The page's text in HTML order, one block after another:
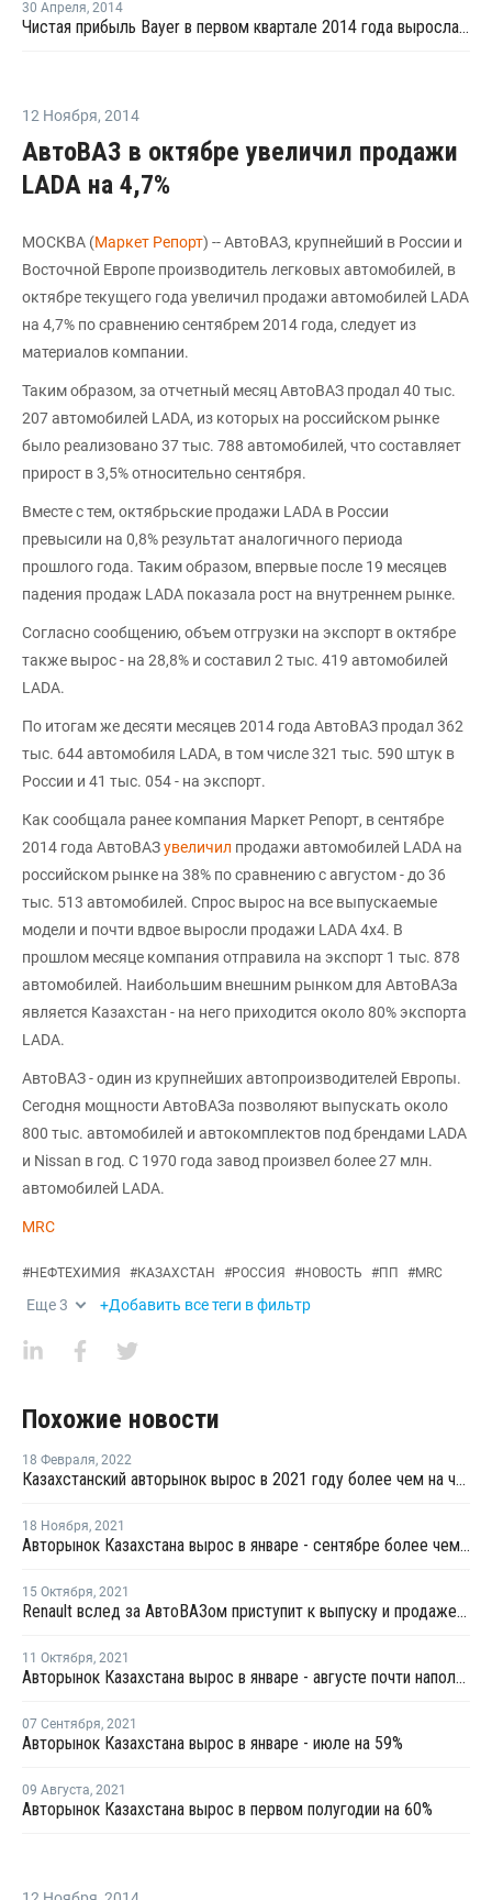
30 Апреля, 2014
Чистая прибыль Bayer в первом квартале 2014 года выросла до USD1,42 млрд
12 Ноября, 2014
АвтоВАЗ в октябре увеличил продажи
LADA на 4,7%
МОСКВА (Маркет Репорт) -- АвтоВАЗ, крупнейший в России и
Восточной Европе производитель легковых автомобилей, в
октябре текущего года увеличил продажи автомобилей LADA
на 4,7% по сравнению сентябрем 2014 года, следует из
материалов компании.
Таким образом, за отчетный месяц АвтоВАЗ продал 40 тыс.
207 автомобилей LADA, из которых на российском рынке
было реализовано 37 тыс. 788 автомобилей, что составляет
прирост в 3,5% относительно сентября.
Вместе с тем, октябрьские продажи LADA в России
превысили на 0,8% результат аналогичного периода
прошлого года. Таким образом, впервые после 19 месяцев
падения продаж LADA показала рост на внутреннем рынке.
Согласно сообщению, объем отгрузки на экспорт в октябре
также вырос - на 28,8% и составил 2 тыс. 419 автомобилей
LADA.
По итогам же десяти месяцев 2014 года АвтоВАЗ продал 362
тыс. 644 автомобиля LADA, в том числе 321 тыс. 590 штук в
России и 41 тыс. 054 - на экспорт.
Как сообщала ранее компания Маркет Репорт, в сентябре
2014 года АвтоВАЗувеличил продажи автомобилей LADA на
российском рынке на 38% по сравнению с августом - до 36
тыс. 513 автомобилей. Спрос вырос на все выпускаемые
модели и почти вдвое выросли продажи LADA 4х4. В
прошлом месяце компания отправила на экспорт 1 тыс. 878
автомобилей. Наибольшим внешним рынком для АвтоВАЗа
является Казахстан - на него приходится около 80% экспорта
LADA.
АвтоВАЗ - один из крупнейших автопроизводителей Европы.
Сегодня мощности АвтоВАЗа позволяют выпускать около
800 тыс. автомобилей и автокомплектов под брендами LADA
и Nissan в год. С 1970 года завод произвел более 27 млн.
автомобилей LADA.
MRC
#НЕФТЕХИМИЯ #КАЗАХСТАН #РОССИЯ #НОВОСТЬ #ПП #MRC
Еще3 +Добавить все теги в фильтр
Похожие новости
18 Февраля, 2022
Казахстанский авторынок вырос в 2021 году более чем на четверть
18 Ноября, 2021
Авторынок Казахстана вырос в январе - сентябре более чем на треть
15 Октября, 2021
Renault вслед за АвтоВАЗом приступит к выпуску и продаже автомобилей в Узбекистане
11 Октября, 2021
Авторынок Казахстана вырос в январе - августе почти наполовину
07 Сентября, 2021
Авторынок Казахстана вырос в январе - июле на 59%
09 Августа, 2021
Авторынок Казахстана вырос в первом полугодии на 60%